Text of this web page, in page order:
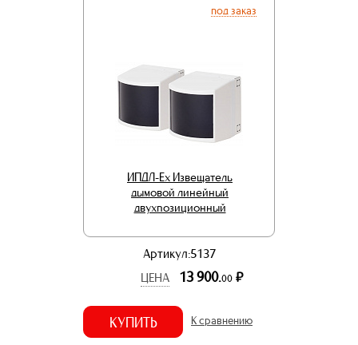
под заказ
ИПДЛ-Ex Извещатель
дымовой линейный
двухпозиционный
Артикул:5137
ЦЕНА
13 900.00 р.
КУПИТЬ К сравнению